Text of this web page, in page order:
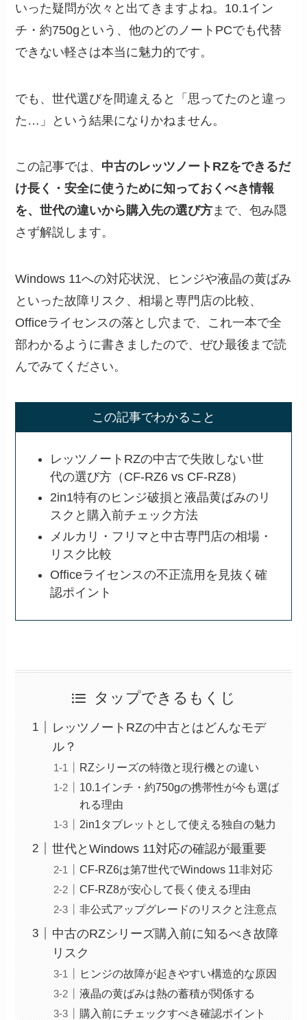
いった疑問が次々と出てきますよね。10.1イン
チ・約750gという、他のどのノートPCでも代替
できない軽さは本当に魅力的です。
でも、世代選びを間違えると「思ってたのと違っ
た…」という結果になりかねません。
この記事では、 中古のレッツノートRZをできるだ
け長く・安全に使うために知っておくべき情報
を、世代の違いから購入先の選び方まで、包み隠
さず解説します。
Windows 11への対応状況、ヒンジや液晶の黄ばみ
といった故障リスク、相場と専門店の比較、
Officeライセンスの落とし穴まで、これ一本で全
部わかるように書きましたので、ぜひ最後まで読
んでみてください。
この記事でわかること
レッツノートRZの中古で失敗しない世
代の選び方（CF-RZ6 vs CF-RZ8）
2in1特有のヒンジ破損と液晶黄ばみのリ
スクと購入前チェック方法
メルカリ・フリマと中古専門店の相場・
リスク比較
Officeライセンスの不正流用を見抜く確
認ポイント
タップできるもくじ
レッツノートRZの中古とはどんなモデ
ル？
RZシリーズの特徴と現行機との違い
10.1インチ・約750gの携帯性が今も選ば
れる理由
2in1タブレットとして使える独自の魅力
世代とWindows 11対応の確認が最重要
CF-RZ6は第7世代でWindows 11非対応
CF-RZ8が安心して長く使える理由
非公式アップグレードのリスクと注意点
中古のRZシリーズ購入前に知るべき故障
リスク
ヒンジの故障が起きやすい構造的な原因
液晶の黄ばみは熱の蓄積が関係する
購入前にチェックすべき確認ポイント